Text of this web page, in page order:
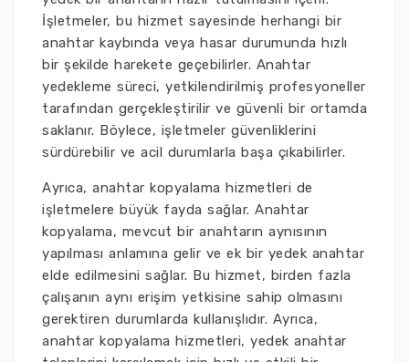
İşletmeler, bu hizmet sayesinde herhangi bir
anahtar kaybında veya hasar durumunda hızlı
bir şekilde harekete geçebilirler. Anahtar
yedekleme süreci, yetkilendirilmiş profesyoneller
tarafından gerçekleştirilir ve güvenli bir ortamda
saklanır. Böylece, işletmeler güvenliklerini
sürdürebilir ve acil durumlarla başa çıkabilirler.
Ayrıca, anahtar kopyalama hizmetleri de
işletmelere büyük fayda sağlar. Anahtar
kopyalama, mevcut bir anahtarın aynısının
yapılması anlamına gelir ve ek bir yedek anahtar
elde edilmesini sağlar. Bu hizmet, birden fazla
çalışanın aynı erişim yetkisine sahip olmasını
gerektiren durumlarda kullanışlıdır. Ayrıca,
anahtar kopyalama hizmetleri, yedek anahtar